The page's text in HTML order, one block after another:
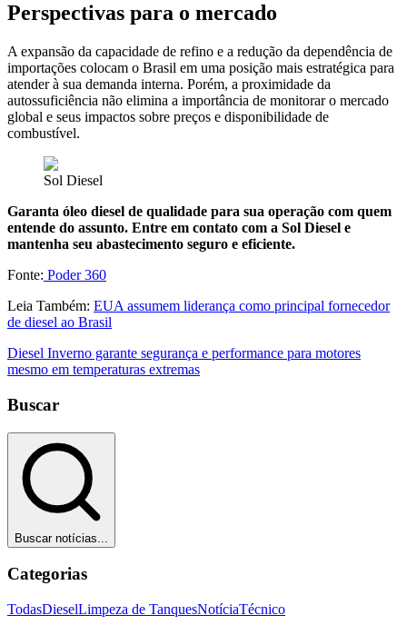
Perspectivas para o mercado
A expansão da capacidade de refino e a redução da dependência de
importações colocam o Brasil em uma posição mais estratégica para
atender à sua demanda interna. Porém, a proximidade da
autossuficiência não elimina a importância de monitorar o mercado
global e seus impactos sobre preços e disponibilidade de
combustível.
Sol Diesel
Garanta óleo diesel de qualidade para sua operação com quem
entende do assunto. Entre em contato com a Sol Diesel e
mantenha seu abastecimento seguro e eficiente.
Fonte: Poder 360
Leia Também: EUA assumem liderança como principal fornecedor
de diesel ao Brasil
Diesel Inverno garante segurança e performance para motores
mesmo em temperaturas extremas
Buscar
Buscar notícias...
Categorias
TodasDieselLimpeza de TanquesNotíciaTécnico